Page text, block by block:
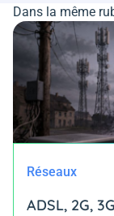
Dans la même
Réseaux
ADSL, 2G,